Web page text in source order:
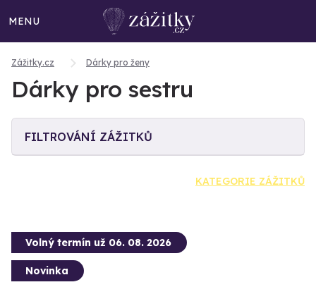
MENU
Zážitky.cz Dárky pro ženy
Dárky pro sestru
FILTROVÁNÍ ZÁŽITKŮ
KATEGORIE ZÁŽITKŮ
Volný termín už 06. 08. 2026
Novinka